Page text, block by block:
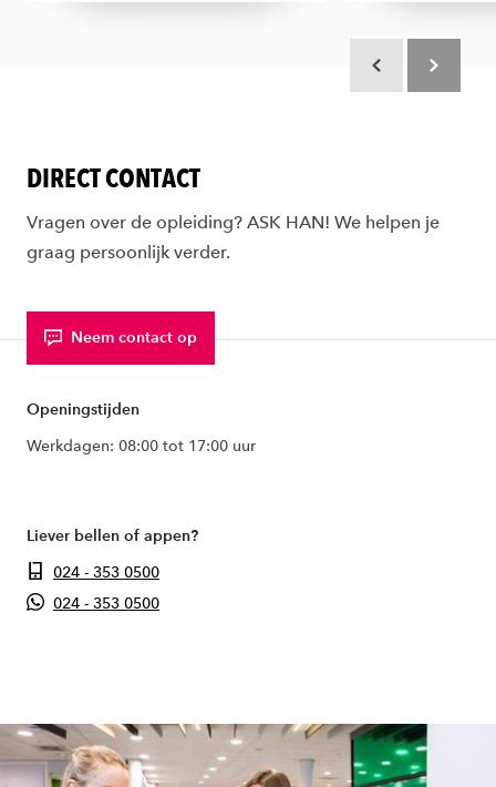
DIRECT CONTACT
Vragen over de opleiding? ASK HAN! We helpen je
graag persoonlijk verder.
Neem contact op
Openingstijden
Werkdagen: 08:00 tot 17:00 uur
Liever bellen of appen?
024 - 353 0500
024 - 353 0500